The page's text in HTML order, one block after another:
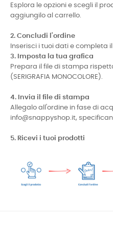
Esplora le opzioni e scegli il
aggiungilo al carrello.
2. Concludi l'ordine
Inserisci i tuoi dati e completa
3. Imposta la tua grafica
Prepara il file di stampa
(SERIGRAFIA MONOCOLORE).
4. Invia il file di stampa
Allegalo all'ordine in fase di
info@snappyshop.it,
5. Ricevi i tuoi prodotti